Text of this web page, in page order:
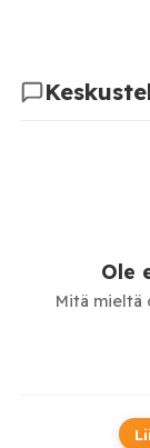
Ole
Mitä mieltä